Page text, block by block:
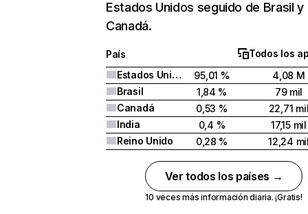
Estados Unidos seguido de Brasil y
Canadá.
País
Todos los
Estados Unidos
95,01 %
4,08 M
Brasil
1,84 %
79 mil
Canadá
0,53 %
22,71
India
0,4 %
17,15 mil
Reino Unido
0,28 % 12,24
Ver todos los países →
10 veces más información diaria. ¡Gratis!